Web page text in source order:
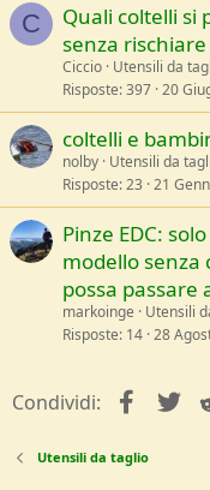
C
Quali coltelli si
senza
Ciccio Utensili da
Risposte 397 20
coltelli e
nolby Utensili da
Risposte 23 21
Pinze EDC:
modello senza
possa passare
markoinge
Utensili
Risposte 14 28
Condividi:
Utensili da taglio